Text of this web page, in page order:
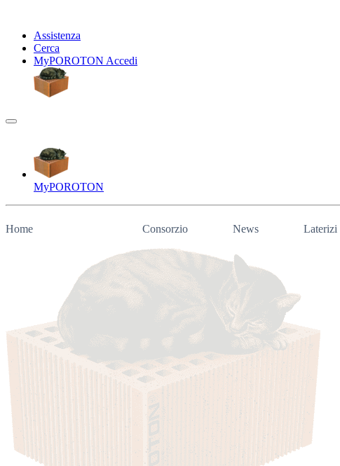
Assistenza
Cerca
MyPOROTON Accedi
MyPOROTON
Home Consorzio News Laterizi